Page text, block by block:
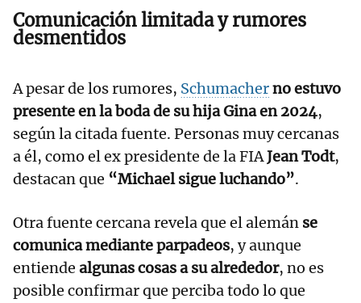
Comunicación limitada y rumores
desmentidos
A pesar de los rumores, Schumacherno estuvo
presente en la boda de su hija Gina en 2024,
según la citada fuente. Personas muy cercanas
a él, como el ex presidente de la FIAJean Todt,
destacan que “Michael sigue luchando”.
Otra fuente cercana revela que el alemán se
comunica mediante parpadeos, y aunque
entiende algunas cosas a su alrededor, no es
posible confirmar que perciba todo lo que